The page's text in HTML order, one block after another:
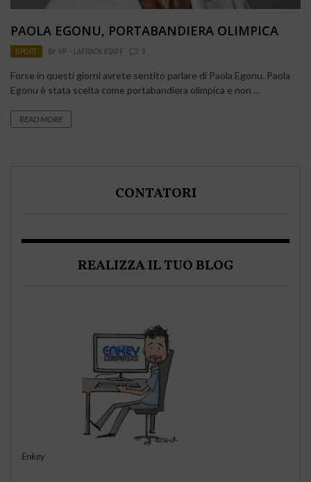
PAOLA EGONU, PORTABANDIERA OLIMPICA
SPORT BY VP - LAFRACK STAFF 0
Forse in questi giorni avrete sentito parlare di Paola Egonu. Paola
Egonu è stata scelta come portabandiera olimpica e non ...
READ MORE
CONTATORI
REALIZZA IL TUO BLOG
Enkey